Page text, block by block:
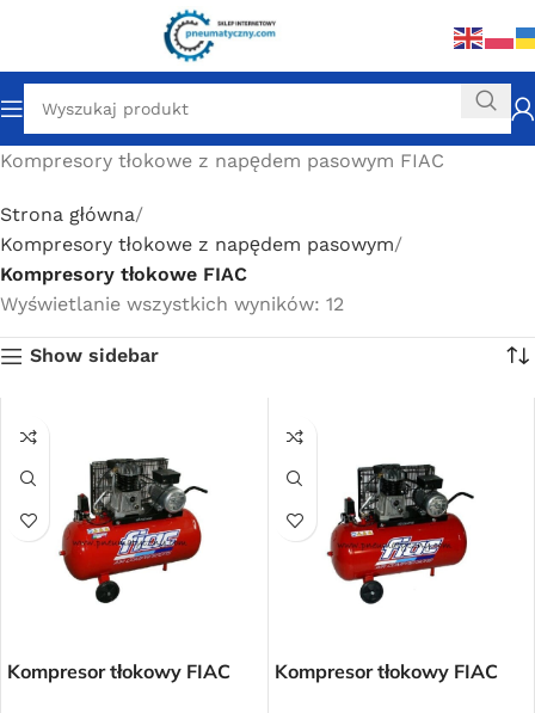
Kompresory tłokowe z napędem pasowym FIAC
Strona główna
Kompresory tłokowe z napędem pasowym
Kompresory tłokowe FIAC
Wyświetlanie wszystkich wyników: 12
Show sidebar
Kompresor tłokowy FIAC
Kompresor tłokowy FIAC